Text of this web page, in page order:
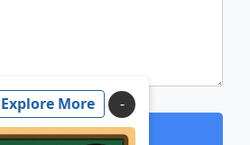
Send Comment
Explore More